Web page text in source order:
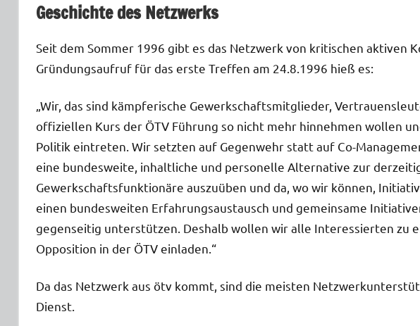
Geschichte des Netzwerks
Seit dem Sommer 1996 gibt es das Netzwerk von kritischen aktiven
Gründungsaufruf für das erste Treffen am 24.8.1996 hieß es:
„Wir, das sind kämpferische Gewerkschaftsmitglieder,
offiziellen Kurs der ÖTV Führung so nicht mehr hinnehmen wollen
Politik eintreten. Wir setzten auf Gegenwehr statt auf Co-
eine bundesweite, inhaltliche und personelle Alternative zur
Gewerkschaftsfunktionäre auszuüben und da, wo wir können,
einen bundesweiten Erfahrungsaustausch und gemeinsame
gegenseitig unterstützen. Deshalb wollen wir alle Interessierten zu
Opposition in der ÖTV einladen.“
Da das Netzwerk aus ötv kommt, sind die meisten
Dienst.